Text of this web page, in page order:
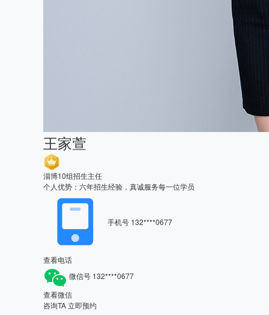
王家萱
淄博10组招生主任
个人优势：六年招生经验，真诚服务每一位学员
手机号 132****0677
查看电话
微信号 132****0677
查看微信
咨询TA立即预约